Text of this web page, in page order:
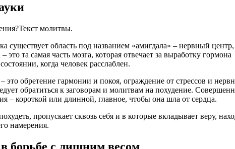
Текст молитвы.
существует область под названием «амигдала» – нервный центр,
та самая часть мозга, которая отвечает за выработку гормона
когда человек расслаблен.
это обретение гармонии и покоя, ограждение от стрессов и
обратиться к заговорам и молитвам на похудение.
– короткой или длинной, главное, чтобы она шла от сердца.
пропускает сквозь себя и в которые вкладывает веру,
намерения.